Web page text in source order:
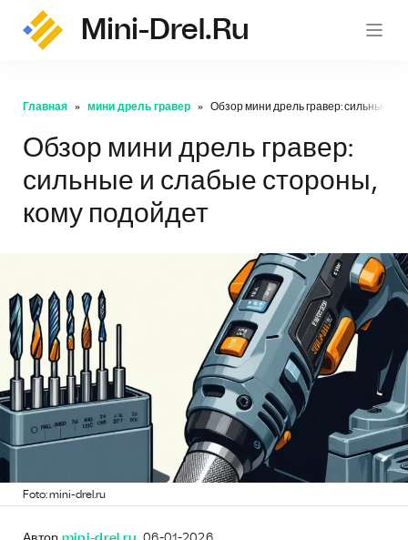
Mini-Drel.ru
Главная мини дрель гравер Обзор мини дрель гравер: сильные и
Обзор мини дрель гравер:
сильные и слабые стороны,
кому подойдет
Foto: mini-drel.ru